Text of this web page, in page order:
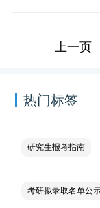
上一页
热门标签
研究生报考指南
考研拟录取名单公